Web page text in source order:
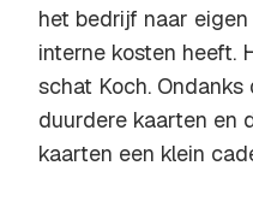
het bedrijf naar
interne kosten heeft.
schat Koch.
duurdere kaarten en
kaarten een klein